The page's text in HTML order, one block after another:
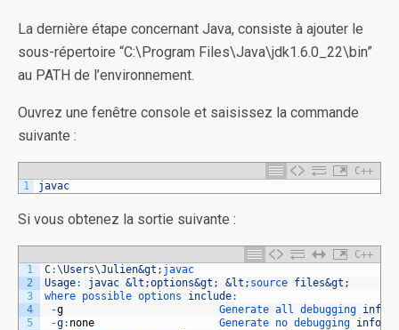
La dernière étape concernant Java, consiste à ajouter le
sous-répertoire “C:\Program Files\Java\jdk1.6.0_22\bin”
au PATH de l’environnement.
Ouvrez une fenêtre console et saisissez la commande
suivante :
C++
1
javac
Si vous obtenez la sortie suivante :
C++
1
2
3
4
5
C:\Users\Julien&gt ; javac
Usage: javac &lt ;options&gt ; &lt ; source files&gt ;
where possible options include:
-g Generate all debugging info
-g: none Generate no debugging info